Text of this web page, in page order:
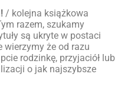
/ kolejna książkowa
razem, szukamy
są ukryte w postaci
wierzymy że od razu
rodzinkę, przyjaciół lub
o jak najszybsze